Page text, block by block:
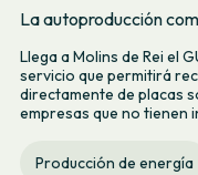
La autoproducción
Llega a Molins de Rei el
servicio que permitirá
directamente de placas
empresas que no
Producción de energía